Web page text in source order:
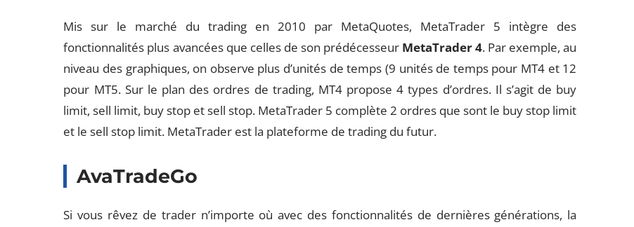
Mis sur le marché du trading en 2010 par MetaQuotes, MetaTrader 5 intègre des
fonctionnalités plus avancées que celles de son prédécesseur MetaTrader 4. Par exemple, au
niveau des graphiques, on observe plus d’unités de temps (9 unités de temps pour MT4 et 12
pour MT5. Sur le plan des ordres de trading, MT4 propose 4 types d’ordres. Il s’agit de buy
limit, sell limit, buy stop et sell stop. MetaTrader 5 complète 2 ordres que sont le buy stop limit
et le sell stop limit. MetaTrader est la plateforme de trading du futur.
AvaTradeGo
Si vous rêvez de trader n’importe où avec des fonctionnalités de dernières générations, la